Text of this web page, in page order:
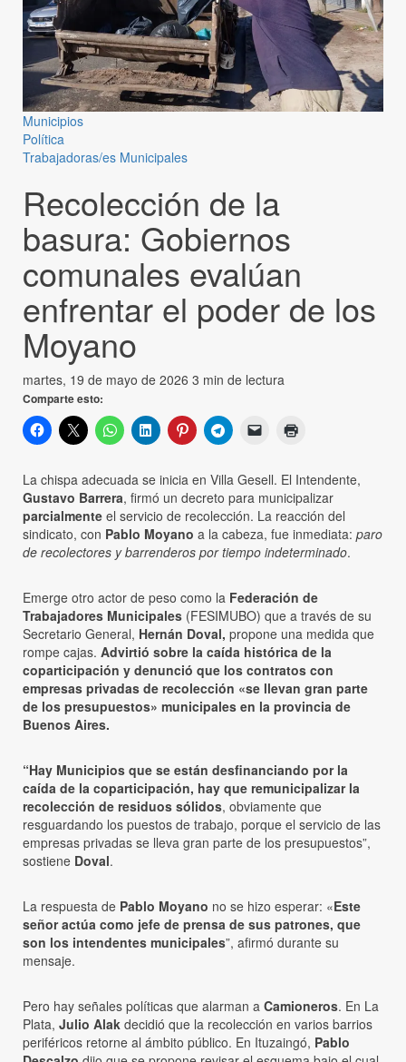
Municipios
Política
Trabajadoras/es Municipales
Recolección de la
basura: Gobiernos
comunales evalúan
enfrentar el poder de los
Moyano
martes, 19 de mayo de 2026 3 min de lectura
Comparte esto:
La chispa adecuada se inicia en Villa Gesell. El Intendente,
Gustavo Barrera, firmó un decreto para municipalizar
parcialmente el servicio de recolección. La reacción del
sindicato, con Pablo Moyano a la cabeza, fue inmediata: paro
de recolectores y barrenderos por tiempo indeterminado.
Emerge otro actor de peso como la Federación de
Trabajadores Municipales (FESIMUBO) que a través de su
Secretario General, Hernán Doval, propone una medida que
rompe cajas. Advirtió sobre la caída histórica de la
coparticipación y denunció que los contratos con
empresas privadas de recolección «se llevan gran parte
de los presupuestos» municipales en la provincia de
Buenos Aires.
“Hay Municipios que se están desfinanciando por la
caída de la coparticipación, hay que remunicipalizar la
recolección de residuos sólidos, obviamente que
resguardando los puestos de trabajo, porque el servicio de las
empresas privadas se lleva gran parte de los presupuestos”,
sostiene Doval.
La respuesta de Pablo Moyano no se hizo esperar: «Este
señor actúa como jefe de prensa de sus patrones, que
son los intendentes municipales”, afirmó durante su
mensaje.
Pero hay señales políticas que alarman a Camioneros. En La
Plata, Julio Alak decidió que la recolección en varios barrios
periféricos retorne al ámbito público. En Ituzaingó, Pablo